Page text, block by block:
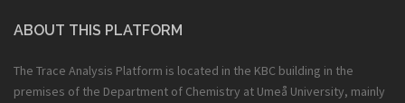
ABOUT THIS PLATFORM
The Trace Analysis Platform is located in the KBC building in the
premises of the Department of Chemistry at Umeå University, mainly